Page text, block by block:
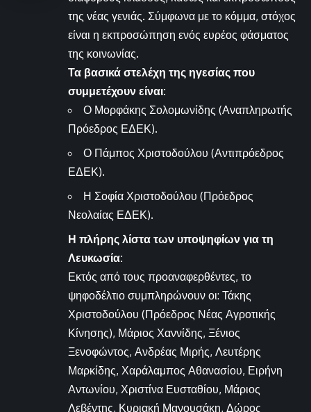
της νέας γενιάς. Σύμφωνα με το κόμμα, στόχος
είναι η εκπροσώπηση ενός ευρέος φάσματος
της κοινωνίας.
Τα βασικά στελέχη της ηγεσίας που
συμμετέχουν είναι:
Ο Μορφάκης Σολομωνίδης (Αναπληρωτής
Πρόεδρος ΕΔΕΚ).
Ο Πάμπος Χριστοδούλου (Αντιπρόεδρος
ΕΔΕΚ).
Η Σοφία Χριστοδούλου (Πρόεδρος
Νεολαίας ΕΔΕΚ).
Η πλήρης λίστα των υποψηφίων για τη
Λευκωσία:
Εκτός από τους προαναφερθέντες, το
ψηφοδέλτιο συμπληρώνουν οι: Τάκης
Χριστοδούλου (Πρόεδρος Νέας Αγροτικής
Κίνησης), Μάριος Χαννίδης, Ξένιος
Ξενοφώντος, Ανδρέας Μιρής, Λευτέρης
Μαρκίδης, Χαράλαμπος Αθανασίου, Ειρήνη
Αντωνίου, Χριστίνα Ευσταθίου, Μάριος
Λεβέντης, Κυριακή Μανουσάκη, Δώρος